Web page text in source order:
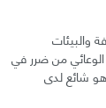
والبيئات
الوعائي من ضرر في
شائع لدى